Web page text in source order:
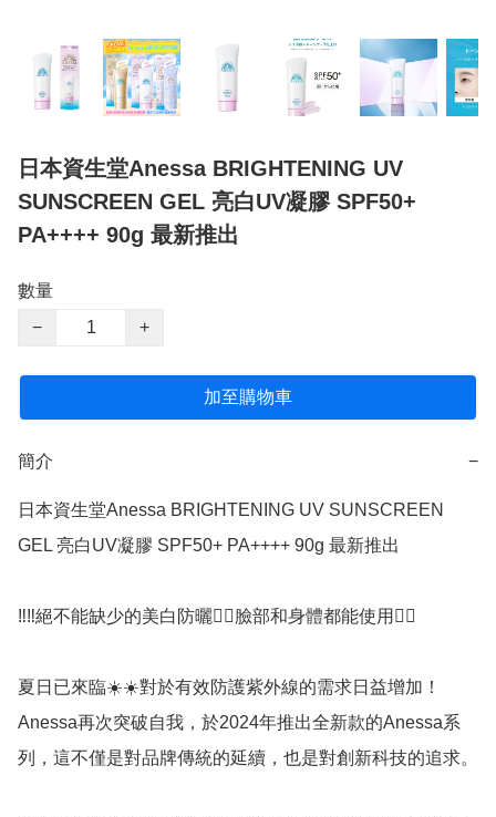
日本資生堂Anessa BRIGHTENING UV
SUNSCREEN GEL 亮白UV凝膠 SPF50+
PA++++ 90g 最新推出
數量
−
+
加至購物車
簡介 −
日本資生堂Anessa BRIGHTENING UV SUNSCREEN
GEL 亮白UV凝膠 SPF50+ PA++++ 90g 最新推出
‼️‼️絕不能缺少的美白防曬👉🏻臉部和身體都能使用👍🏻
夏日已來臨☀️☀️對於有效防護紫外線的需求日益增加！
Anessa再次突破自我，於2024年推出全新款的Anessa系
列，這不僅是對品牌傳統的延續，也是對創新科技的追求。